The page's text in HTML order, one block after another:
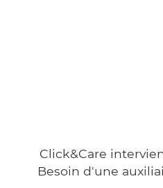
Click&Care
Besoin d'une